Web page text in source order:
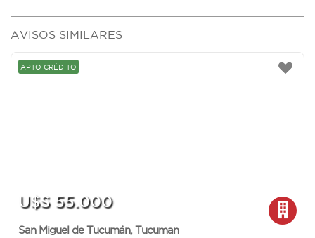
AVISOS SIMILARES
APTO CRÉDITO
U$S 55.000
San Miguel de Tucumán, Tucuman